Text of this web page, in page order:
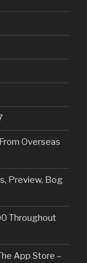
Overseas
Preview, Bog
Throughout
App Store –